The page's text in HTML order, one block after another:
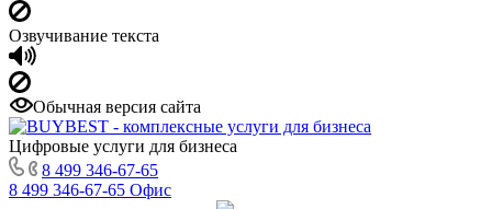
Озвучивание текста
Обычная версия сайта
Цифровые услуги для бизнеса
8 499 346-67-65
8 499 346-67-65 Офис